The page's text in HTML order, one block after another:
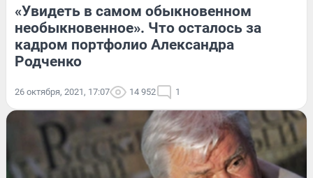
«Увидеть в самом обыкновенном
необыкновенное». Что осталось за
кадром портфолио Александра
Родченко
26 октября, 2021, 17:07 14 952 1